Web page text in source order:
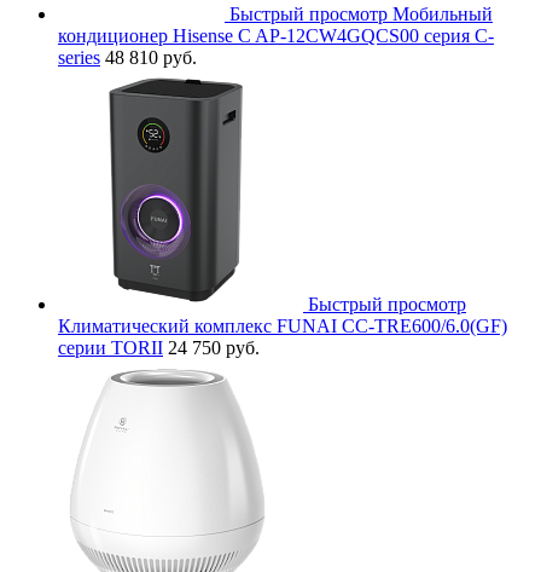
Быстрый просмотр Мобильный
кондиционер Hisense C AP-12CW4GQCS00 серия C-
series 48 810 руб.
Быстрый просмотр
Климатический комплекс FUNAI CC-TRE600/6.0(GF)
серии TORII 24 750 руб.